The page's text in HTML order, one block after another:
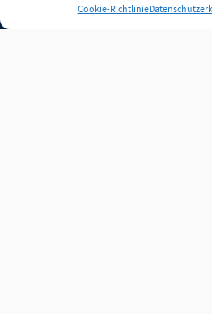
Cookie-Richtlinie
Jobs Partner FAQ